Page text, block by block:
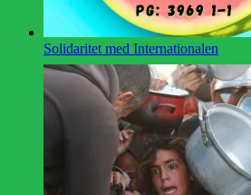
Solidaritet med Internationalen